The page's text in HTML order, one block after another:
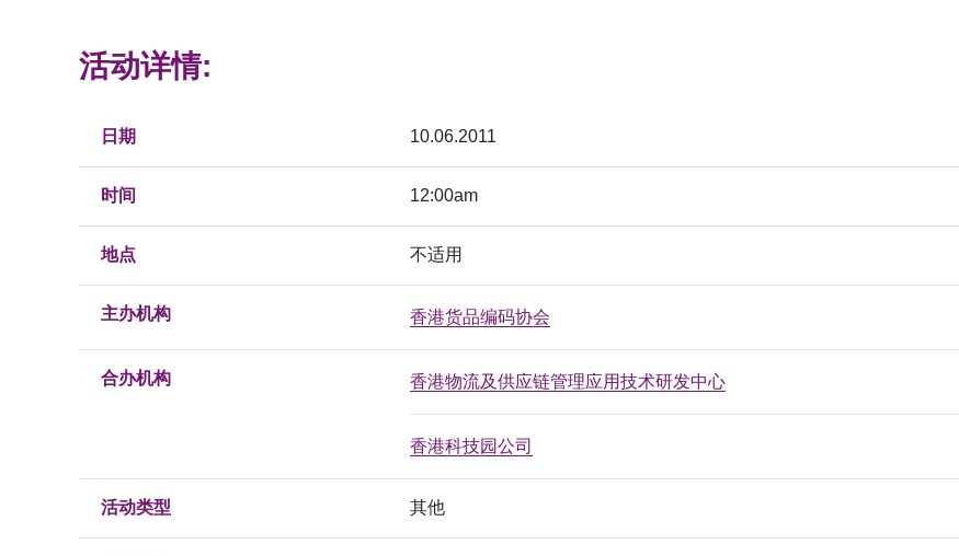
活动详情:
日期 10.06.2011
时间 12:00am
地点 不适用
主办机构 香港货品编码协会
合办机构 香港物流及供应链管理应用技术研发中心
香港科技园公司
活动类型 其他